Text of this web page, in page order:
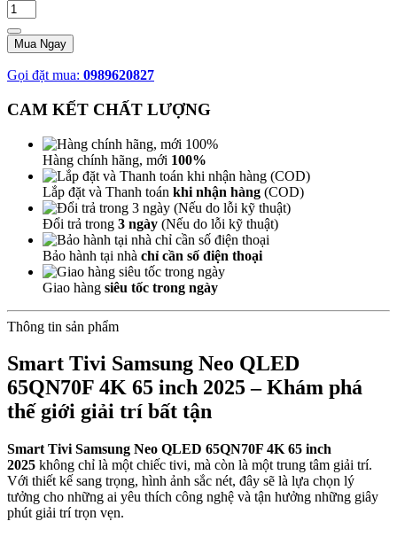
Mua Ngay
Gọi đặt mua: 0989620827
CAM KẾT CHẤT LƯỢNG
Hàng chính hãng, mới 100%
Lắp đặt và Thanh toán khi nhận hàng (COD)
Đổi trả trong 3 ngày (Nếu do lỗi kỹ thuật)
Bảo hành tại nhà chỉ cần số điện thoại
Giao hàng siêu tốc trong ngày
Thông tin sản phẩm
Smart Tivi Samsung Neo QLED
65QN70F 4K 65 inch 2025 – Khám phá
thế giới giải trí bất tận
Smart Tivi Samsung Neo QLED 65QN70F 4K 65 inch
2025 không chỉ là một chiếc tivi, mà còn là một trung tâm giải trí.
Với thiết kế sang trọng, hình ảnh sắc nét, đây sẽ là lựa chọn lý
tưởng cho những ai yêu thích công nghệ và tận hưởng những giây
phút giải trí trọn vẹn.